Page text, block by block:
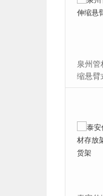
州管材货架案例经典 伸